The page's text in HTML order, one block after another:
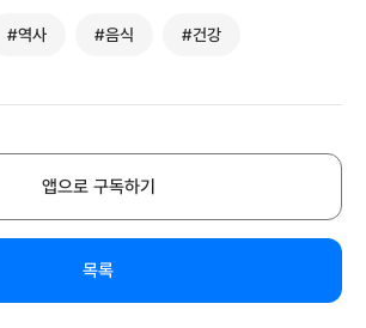
#역사 #음식 #건강
앱으로 구독하기
목록